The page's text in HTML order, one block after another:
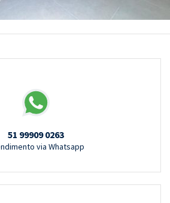
51 99909 0263
via Whatsapp